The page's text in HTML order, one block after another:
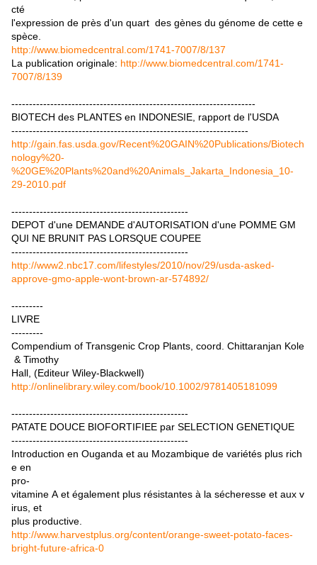
cté
l'expression de près d'un quart des gènes du génome de cette e
spèce.
http://www.biomedcentral.com/1741-7007/8/137
La publication originale: http://www.biomedcentral.com/1741-
7007/8/139
---------------------------------------------------------------------
BIOTECH des PLANTES en INDONESIE, rapport de l'USDA
-------------------------------------------------------------------
http://gain.fas.usda.gov/Recent%20GAIN%20Publications/Biotech
nology%20-
%20GE%20Plants%20and%20Animals_Jakarta_Indonesia_10-
29-2010.pdf
--------------------------------------------------
DEPOT d'une DEMANDE d'AUTORISATION d'une POMME GM
QUI NE BRUNIT PAS LORSQUE COUPEE
--------------------------------------------------
http://www2.nbc17.com/lifestyles/2010/nov/29/usda-asked-
approve-gmo-apple-wont-brown-ar-574892/
---------
LIVRE
---------
Compendium of Transgenic Crop Plants, coord. Chittaranjan Kole
& Timothy
Hall, (Editeur Wiley-Blackwell)
http://onlinelibrary.wiley.com/book/10.1002/9781405181099
--------------------------------------------------
PATATE DOUCE BIOFORTIFIEE par SELECTION GENETIQUE
--------------------------------------------------
Introduction en Ouganda et au Mozambique de variétés plus rich
e en
pro-
vitamine A et également plus résistantes à la sécheresse et aux v
irus, et
plus productive.
http://www.harvestplus.org/content/orange-sweet-potato-faces-
bright-future-africa-0